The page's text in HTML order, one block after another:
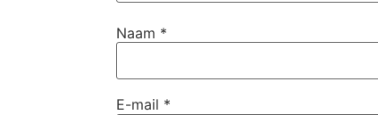
Naam *
E-mail *